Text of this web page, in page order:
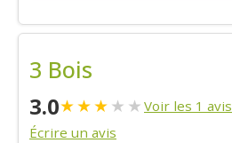
3 Bois
3.0★★★★ ★ Voir les 1 avis
Écrire un avis